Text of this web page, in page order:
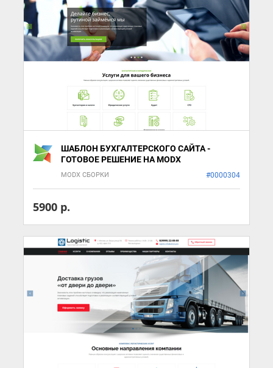
ШАБЛОН БУХГАЛТЕРСКОГО САЙТА -
ГОТОВОЕ РЕШЕНИЕ НА MODX
MODX СБОРКИ #0000304
5900 р.